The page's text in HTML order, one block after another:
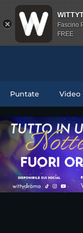
Puntate Video
Fascino
FREE